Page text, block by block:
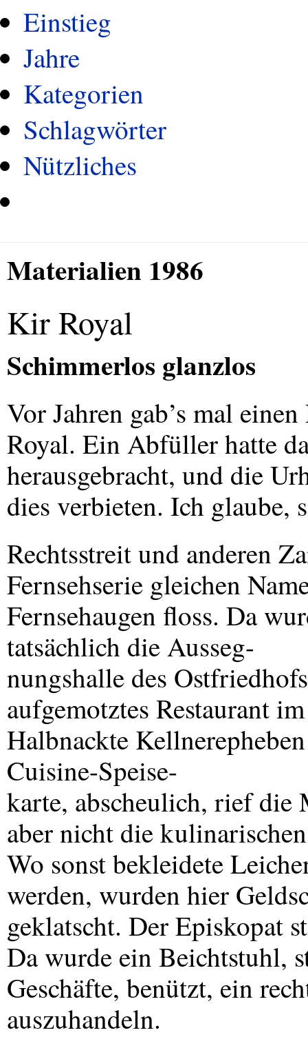
Einstieg
Jahre
Kategorien
Schlagwörter
Nützliches
Materialien 1986
Kir Royal
Schimmerlos glanzlos
Vor Jahren gab’s mal
Royal. Ein Abfüller hatte
herausgebracht, und die
dies verbieten. Ich glaube,
Rechtsstreit und anderen
Fernsehserie gleichen
Fernsehaugen floss. Da
tatsächlich die Ausseg-
nungshalle des
aufgemotztes Restaurant
Halbnackte
Cuisine-Speise-
karte, abscheulich, rief die
aber nicht die
Wo sonst bekleidete
werden, wurden hier
geklatscht. Der Episkopat
Da wurde ein Beichtstuhl,
Geschäfte, benützt, ein
auszuhandeln.